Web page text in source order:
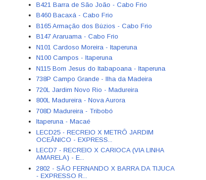
B421 Barra de São João - Cabo Frio
B460 Bacaxá - Cabo Frio
B165 Armação dos Búzios - Cabo Frio
B147 Araruama - Cabo Frio
N101 Cardoso Moreira - Itaperuna
N100 Campos - Itaperuna
N115 Bom Jesus do Itabapoana - Itaperuna
738P Campo Grande - Ilha da Madeira
720L Jardim Novo Rio - Madureira
800L Madureira - Nova Aurora
708D Madureira - Tribobó
Itaperuna - Macaé
LECD25 - RECREIO X METRÔ JARDIM
OCEÂNICO - EXPRESS...
LECD7 - RECREIO X CARIOCA (VIA LINHA
AMARELA) - E...
2802 - SÃO FERNANDO X BARRA DA TIJUCA
- EXPRESSO R...